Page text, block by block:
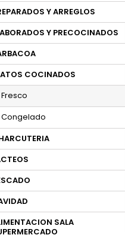
Y ARREGLOS
Y PRECOCINADOS
COCINADOS
Fresco
Congelado
SALA